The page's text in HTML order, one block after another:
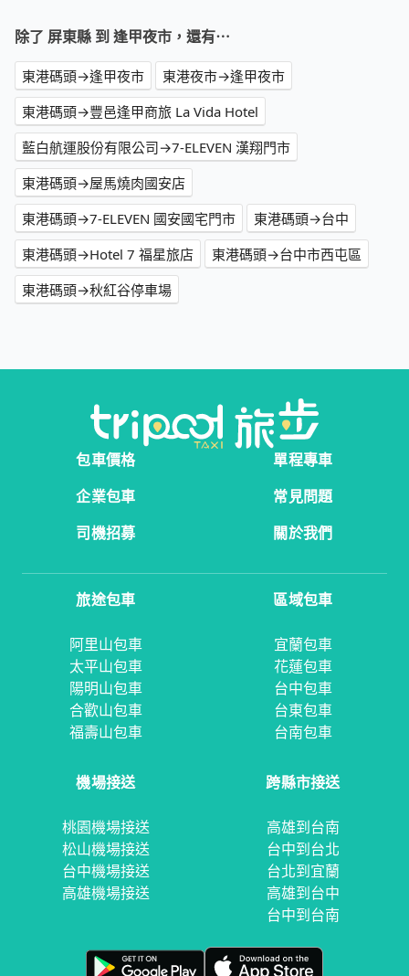
除了 屏東縣 到 逢甲夜市，還有⋯
東港碼頭→逢甲夜市
東港夜市→逢甲夜市
東港碼頭→豐邑逢甲商旅 La Vida Hotel
藍白航運股份有限公司→7-ELEVEN 漢翔門市
東港碼頭→屋馬燒肉國安店
東港碼頭→7-ELEVEN 國安國宅門市
東港碼頭→台中
東港碼頭→Hotel 7 福星旅店
東港碼頭→台中市西屯區
東港碼頭→秋紅谷停車場
包車價格
單程專車
企業包車
常見問題
司機招募
關於我們
旅途包車
阿里山包車
太平山包車
陽明山包車
合歡山包車
福壽山包車
區域包車
宜蘭包車
花蓮包車
台中包車
台東包車
台南包車
機場接送
桃園機場接送
松山機場接送
台中機場接送
高雄機場接送
跨縣市接送
高雄到台南
台中到台北
台北到宜蘭
高雄到台中
台中到台南